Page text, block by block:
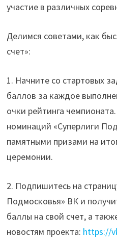
участие в различных
Делимся советами, как
счет»:
1. Начните со стартовых
баллов за каждое
очки рейтинга
номинаций «Суперлиги
памятными призами на
церемонии.
2. Подпишитесь на
Подмосковья» ВК и
баллы на свой счет, а
новостям проекта: https://